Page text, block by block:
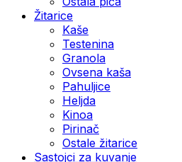
Žitarice
Kaše
Testenina
Granola
Ovsena kaša
Pahuljice
Heljda
Kinoa
Pirinač
Ostale žitarice
Sastojci za kuvanje